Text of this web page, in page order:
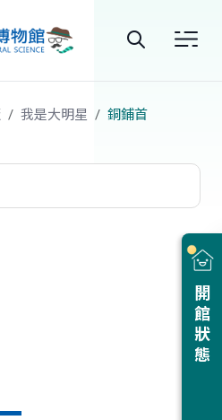
站
尋
開館狀態
我是大明星 銅鋪首